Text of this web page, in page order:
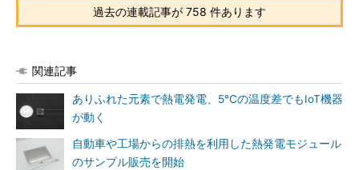
過去の連載記事が 758 件あります
関連記事
ありふれた元素で熱電発電、5℃の温度差でもIoT機器
が動く
自動車や工場からの排熱を利用した熱発電モジュール
のサンプル販売を開始